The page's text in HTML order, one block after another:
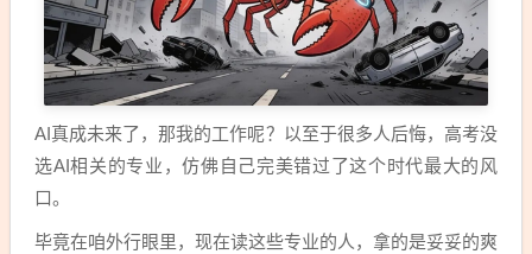
AI真成未来了，那我的工作呢？以至于很多人后悔，高考没
选AI相关的专业，仿佛自己完美错过了这个时代最大的风
口。
毕竟在咱外行眼里，现在读这些专业的人，拿的是妥妥的爽